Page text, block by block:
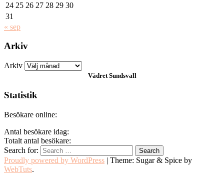
24 25 26 27 28 29 30
31
« sep
Arkiv
Arkiv
VädretSundsvall
Statistik
Besökare online:
Antal besökare idag:
Totalt antal besökare:
Search for:
Proudly powered by WordPress | Theme: Sugar & Spice by
WebTuts.